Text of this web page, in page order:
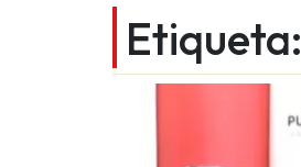
Etiqueta: